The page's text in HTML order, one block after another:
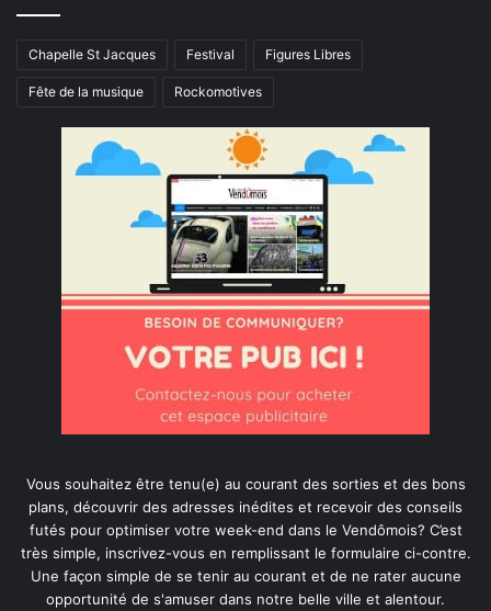
Chapelle St Jacques Festival Figures Libres
Fête de la musique Rockomotives
Vous souhaitez être tenu(e) au courant des sorties et des bons
plans, découvrir des adresses inédites et recevoir des conseils
futés pour optimiser votre week-end dans le Vendômois? C’est
très simple, inscrivez-vous en remplissant le formulaire ci-contre.
Une façon simple de se tenir au courant et de ne rater aucune
opportunité de s'amuser dans notre belle ville et alentour.